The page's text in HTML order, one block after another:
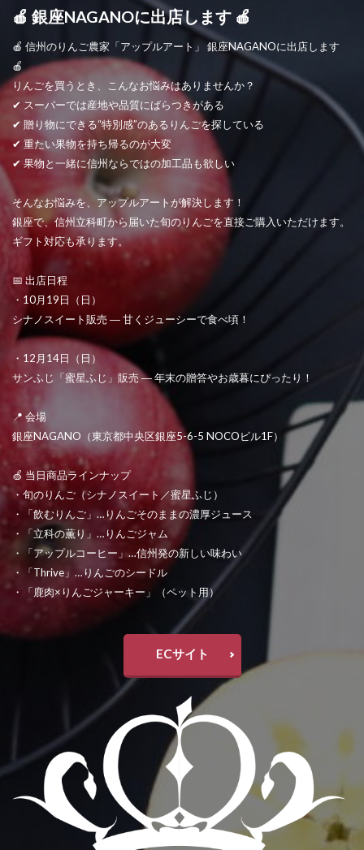
🍎 銀座NAGANOに出店します 🍎
🍎 信州のりんご農家「アップルアート」 銀座NAGANOに出店します
🍎
りんごを買うとき、こんなお悩みはありませんか？
✔ スーパーでは産地や品質にばらつきがある
✔ 贈り物にできる“特別感”のあるりんごを探している
✔ 重たい果物を持ち帰るのが大変
✔ 果物と一緒に信州ならではの加工品も欲しい
そんなお悩みを、アップルアートが解決します！
銀座で、信州立科町から届いた旬のりんごを直接ご購入いただけます。
ギフト対応も承ります。
📅 出店日程
・10月19日（日）
シナノスイート販売 ― 甘くジューシーで食べ頃！
・12月14日（日）
サンふじ「蜜星ふじ」販売 ― 年末の贈答やお歳暮にぴったり！
📍 会場
銀座NAGANO（東京都中央区銀座5-6-5 NOCOビル1F）
🍏 当日商品ラインナップ
・旬のりんご（シナノスイート／蜜星ふじ）
・「飲むりんご」…りんごそのままの濃厚ジュース
・「立科の薫り」…りんごジャム
・「アップルコーヒー」…信州発の新しい味わい
・「Thrive」…りんごのシードル
・「鹿肉×りんごジャーキー」（ペット用）
ECサイト